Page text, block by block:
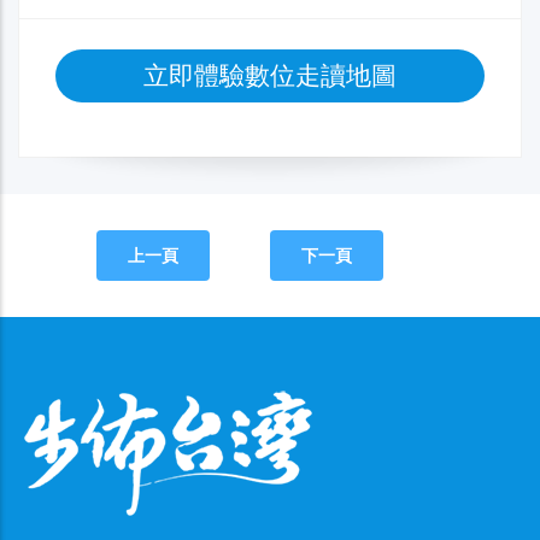
立即體驗數位走讀地圖
上一頁 下一頁